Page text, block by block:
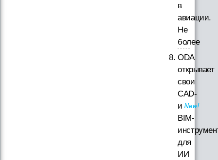
в
авиации.
Не
более
ODA
открывает
свои
CAD-
и
BIM-
для
ИИ